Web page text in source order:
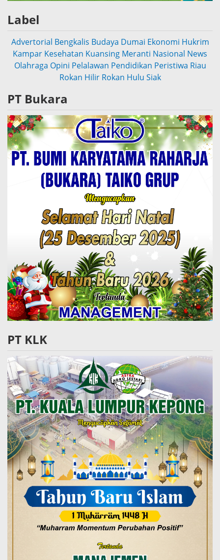
Label
Advertorial Bengkalis Budaya Dumai Ekonomi Hukrim
Kampar Kesehatan Kuansing Meranti Nasional News
Olahraga Opini Pelalawan Pendidikan Peristiwa Riau
Rokan Hilir Rokan Hulu Siak
PT Bukara
PT KLK